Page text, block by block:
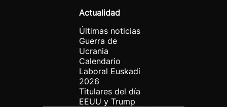
Actualidad
Últimas noticias
Guerra de
Ucrania
Calendario
Laboral Euskadi
2026
Titulares del día
EEUU y Trump